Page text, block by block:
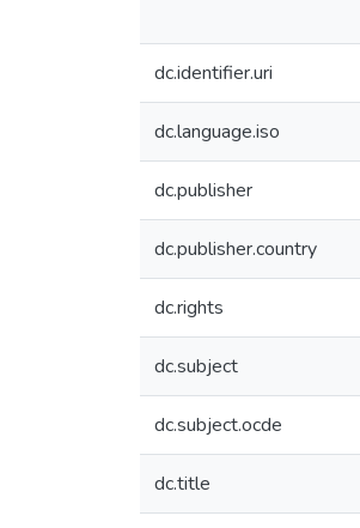
dc.identifier.uri
dc.language.iso
dc.publisher
dc.publisher.country
dc.rights
dc.subject
dc.subject.ocde
dc.title